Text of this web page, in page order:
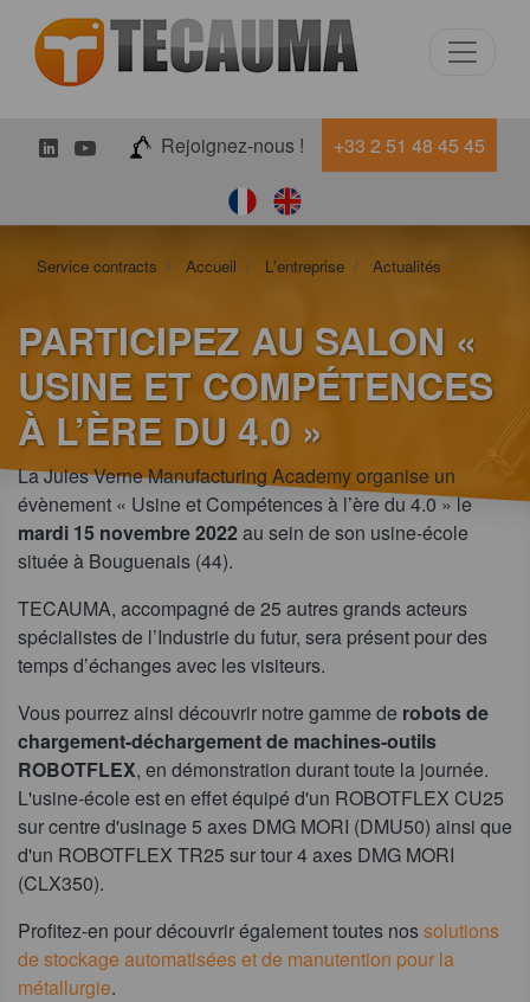
LinkedInYoutubeRejoignez-nous ! +33 2 51 48 45 45
Service contracts Accueil L'entreprise Actualités
PARTICIPEZ AU SALON «
USINE ET COMPÉTENCES
À L’ÈRE DU 4.0 »
La Jules Verne Manufacturing Academy organise un
évènement « Usine et Compétences à l’ère du 4.0 » le
mardi 15 novembre 2022 au sein de son usine-école
située à Bouguenais (44).
TECAUMA, accompagné de 25 autres grands acteurs
spécialistes de l’Industrie du futur, sera présent pour des
temps d’échanges avec les visiteurs.
Vous pourrez ainsi découvrir notre gamme de robots de
chargement-déchargement de machines-outils
ROBOTFLEX, en démonstration durant toute la journée.
L'usine-école est en effet équipé d'un ROBOTFLEX CU25
sur centre d'usinage 5 axes DMG MORI (DMU50) ainsi que
d'un ROBOTFLEX TR25 sur tour 4 axes DMG MORI
(CLX350).
Profitez-en pour découvrir également toutes nossolutions
de stockage automatisées et de manutention pour la
métallurgie.